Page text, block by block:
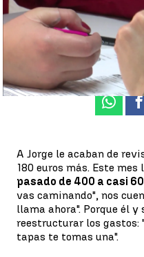
Silvia López
Publicado:30 de
A Jorge le acaban de
180 euros más. Este
pasado de 400 a casi
vas caminando", nos
llama ahora". Porque él
reestructurar los gastos:
tapas te tomas una".